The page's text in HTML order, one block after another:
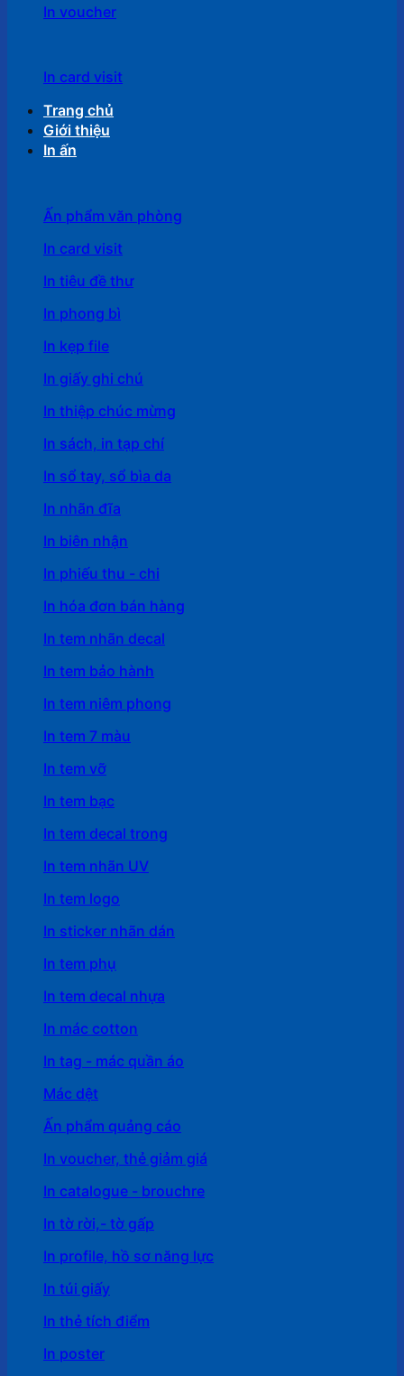
In voucher
In card visit
Trang chủ
Giới thiệu
In ấn
Ấn phẩm văn phòng
In card visit
In tiêu đề thư
In phong bì
In kẹp file
In giấy ghi chú
In thiệp chúc mừng
In sách, in tạp chí
In sổ tay, sổ bìa da
In nhãn đĩa
In biên nhận
In phiếu thu - chi
In hóa đơn bán hàng
In tem nhãn decal
In tem bảo hành
In tem niêm phong
In tem 7 màu
In tem vỡ
In tem bạc
In tem decal trong
In tem nhãn UV
In tem logo
In sticker nhãn dán
In tem phụ
In tem decal nhựa
In mác cotton
In tag - mác quần áo
Mác dệt
Ấn phẩm quảng cáo
In voucher, thẻ giảm giá
In catalogue - brouchre
In tờ rời,- tờ gấp
In profile, hồ sơ năng lực
In túi giấy
In thẻ tích điểm
In poster